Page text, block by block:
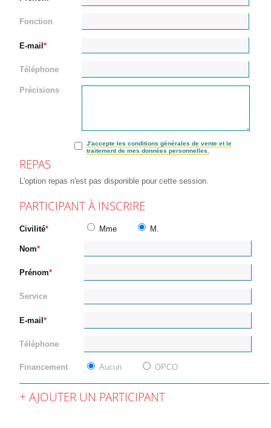
Fonction
E-mail
Téléphone
Précisions
J'accepte les conditions générales de vente et le
traitement de mes données personnelles.
REPAS
L'option repas n'est pas disponible pour cette session.
PARTICIPANT À INSCRIRE
Civilité Mme M.
Nom
Prénom
Service
E-mail
Téléphone
Financement Aucun OPCO
AJOUTER UN PARTICIPANT